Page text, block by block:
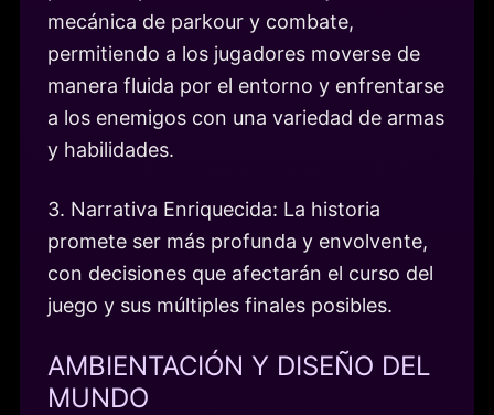
mecánica de parkour y combate,
permitiendo a los jugadores moverse de
manera fluida por el entorno y enfrentarse
a los enemigos con una variedad de armas
y habilidades.
3. Narrativa Enriquecida: La historia
promete ser más profunda y envolvente,
con decisiones que afectarán el curso del
juego y sus múltiples finales posibles.
AMBIENTACIÓN Y DISEÑO DEL
MUNDO